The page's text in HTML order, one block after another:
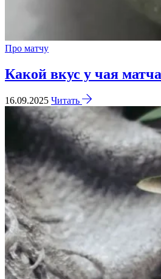
Про матчу
Какой вкус у чая матча
16.09.2025 Читать